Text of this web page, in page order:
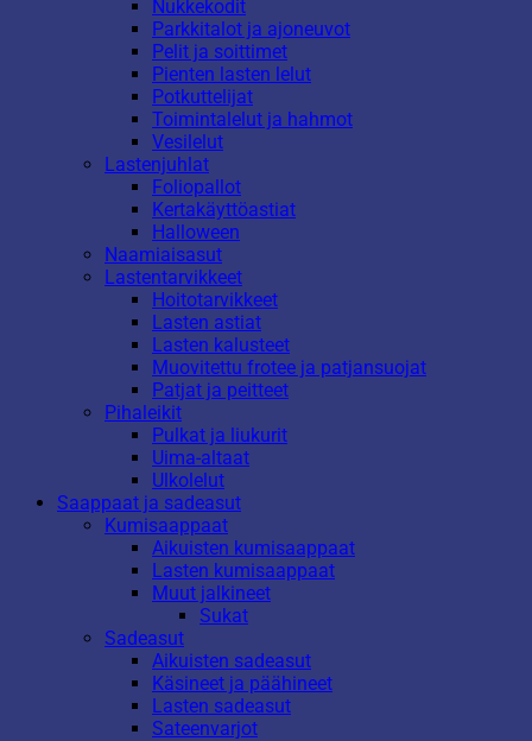
Nukkekodit
Parkkitalot ja ajoneuvot
Pelit ja soittimet
Pienten lasten lelut
Potkuttelijat
Toimintalelut ja hahmot
Vesilelut
Lastenjuhlat
Foliopallot
Kertakäyttöastiat
Halloween
Naamiaisasut
Lastentarvikkeet
Hoitotarvikkeet
Lasten astiat
Lasten kalusteet
Muovitettu frotee ja patjansuojat
Patjat ja peitteet
Pihaleikit
Pulkat ja liukurit
Uima-altaat
Ulkolelut
Saappaat ja sadeasut
Kumisaappaat
Aikuisten kumisaappaat
Lasten kumisaappaat
Muut jalkineet
Sukat
Sadeasut
Aikuisten sadeasut
Käsineet ja päähineet
Lasten sadeasut
Sateenvarjot